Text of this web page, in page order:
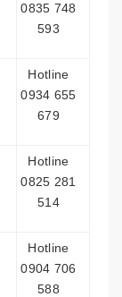
0835 748
593
Hotline
0934 655
679
Hotline
0825 281
514
Hotline
0904 706
588